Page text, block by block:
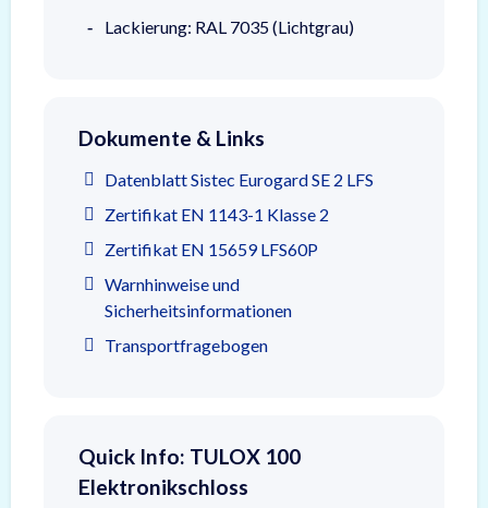
Lackierung: RAL 7035 (Lichtgrau)
Dokumente & Links
Datenblatt Sistec Eurogard SE 2 LFS
Zertifikat EN 1143-1 Klasse 2
Zertifikat EN 15659 LFS60P
Warnhinweise und
Sicherheitsinformationen
Transportfragebogen
Quick Info: TULOX 100
Elektronikschloss